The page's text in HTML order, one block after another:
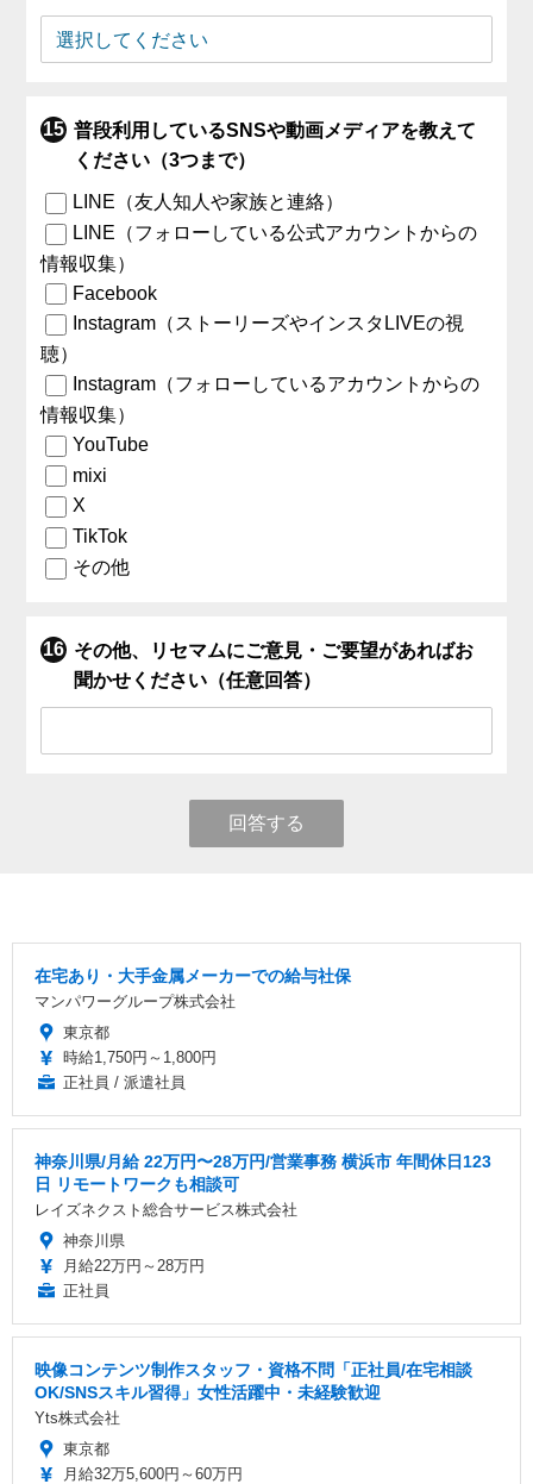
普段利用しているSNSや動画メディアを教えて
ください（3つまで）
LINE（友人知人や家族と連絡）
LINE（フォローしている公式アカウントからの
情報収集）
Facebook
Instagram（ストーリーズやインスタLIVEの視
聴）
Instagram（フォローしているアカウントからの
情報収集）
YouTube
mixi
X
TikTok
その他
その他、リセマムにご意見・ご要望があればお
聞かせください（任意回答）
回答する
在宅あり・大手金属メーカーでの給与社保
マンパワーグループ株式会社
東京都
時給1,750円～1,800円
正社員 / 派遣社員
神奈川県/月給 22万円〜28万円/営業事務 横浜市 年間休日123
日 リモートワークも相談可
レイズネクスト総合サービス株式会社
神奈川県
月給22万円～28万円
正社員
映像コンテンツ制作スタッフ・資格不問「正社員/在宅相談
OK/SNSスキル習得」女性活躍中・未経験歓迎
Yts株式会社
東京都
月給32万5,600円～60万円